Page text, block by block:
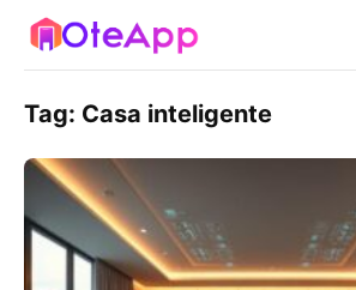
Tag: Casa inteligente